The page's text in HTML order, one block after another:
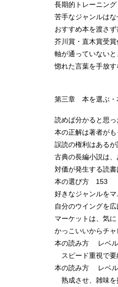
長期的トレーニン
苦手なジャンルは
おすすめ本を渡さ
芥川賞・直木賞受
軸が通っていない
惚れた言葉を手放
第三章 本を選ぶ
読めば分かると思
本の正解は著者が
誤読の権利はある
古典の長編小説は
対価が発生する読
本の選び方 153
好きなジャンルを
自分のウイングを
マーケットは、気
かっこいいからチ
本の読み方 レベ
スピード重視で
本の読み方 レベ
熟成させ、雑味